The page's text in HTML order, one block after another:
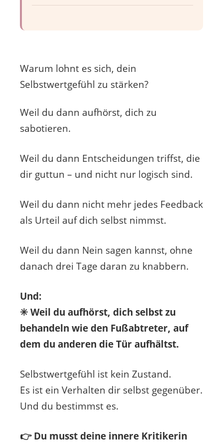
Warum lohnt es sich, dein
Selbstwertgefühl zu stärken?
Weil du dann aufhörst, dich zu
sabotieren.
Weil du dann Entscheidungen triffst, die
dir guttun – und nicht nur logisch sind.
Weil du dann nicht mehr jedes Feedback
als Urteil auf dich selbst nimmst.
Weil du dann Nein sagen kannst, ohne
danach drei Tage daran zu knabbern.
Und:
✳️ Weil du aufhörst, dich selbst zu
behandeln wie den Fußabtreter, auf
dem du anderen die Tür aufhältst.
Selbstwertgefühl ist kein Zustand.
Es ist ein Verhalten dir selbst gegenüber.
Und du bestimmst es.
👉 Du musst deine innere Kritikerin